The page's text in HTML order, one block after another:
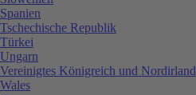
Spanien
Tschechische Republik
Türkei
Ungarn
Vereinigtes Königreich und Nordirland
Wales